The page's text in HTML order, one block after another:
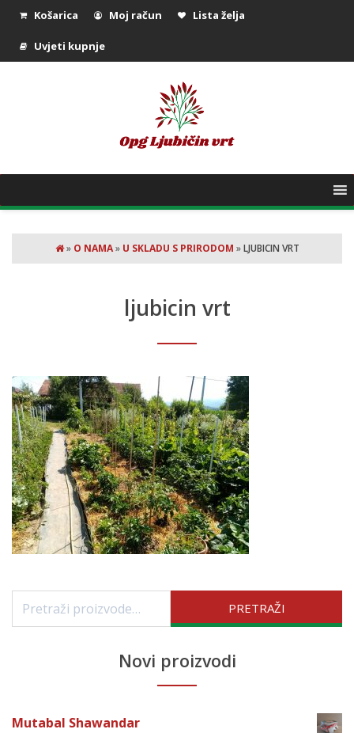
Košarica Moj račun Lista želja
Uvjeti kupnje
» O NAMA» U SKLADU S PRIRODOM »LJUBICIN VRT
ljubicin vrt
PRETRAŽI
Novi proizvodi
Mutabal Shawandar